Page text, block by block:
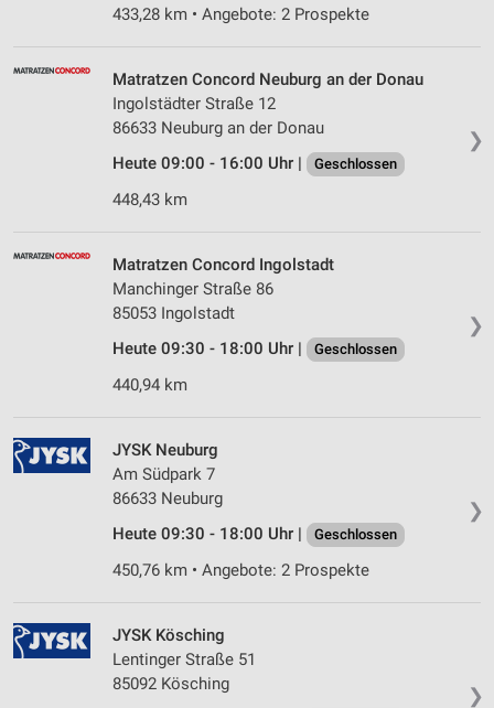
433,28 km • Angebote: 2 Prospekte
❯
Matratzen Concord Neuburg an der Donau
Ingolstädter Straße 12
86633 Neuburg an der Donau
Heute 09:00 - 16:00 Uhr |
Geschlossen
448,43 km
❯
Matratzen Concord Ingolstadt
Manchinger Straße 86
85053 Ingolstadt
Heute 09:30 - 18:00 Uhr |
Geschlossen
440,94 km
❯
JYSK Neuburg
Am Südpark 7
86633 Neuburg
Heute 09:30 - 18:00 Uhr |
Geschlossen
450,76 km • Angebote: 2 Prospekte
❯
JYSK Kösching
Lentinger Straße 51
85092 Kösching